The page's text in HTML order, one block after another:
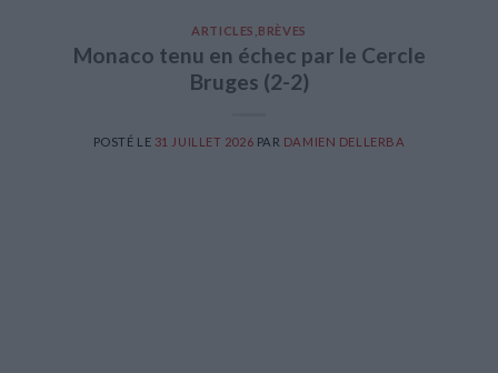
ARTICLES BRÈVES
Monaco tenu en échec par le Cercle
Bruges (2-2)
POSTÉ LE 31 JUILLET 2026 PAR DAMIEN DELLERBA